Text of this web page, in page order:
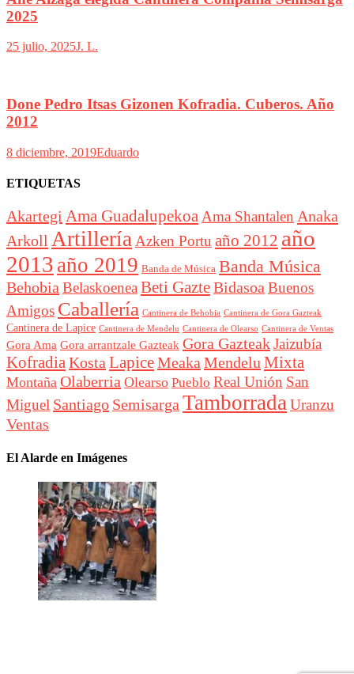
2025
25 julio, 2025J. L.
Done Pedro Itsas Gizonen Kofradia. Cuberos. Año
2012
8 diciembre, 2019Eduardo
ETIQUETAS
Akartegi Ama GuadalupekoaAma Shantalen Anaka
Arkoll ArtilleríaAzken Portu año 2012 año
2013 año 2019 Banda de Música Banda Música
BehobiaBelaskoeneaBeti GazteBidasoaBuenos
Amigos Caballería Cantinera de Behobia Cantinera de Gora Gazteak
Cantinera de Lapice Cantinera de Mendelu Cantinera de Olearso Cantinera de Ventas
Gora Ama Gora arrantzale Gazteak Gora GazteakJaizubía
KofradiaKostaLapiceMeakaMendeluMixta
Montaña Olaberria Olearso Pueblo Real Unión San
Miguel Santiago SemisargaTamborradaUranzu
Ventas
El Alarde en Imágenes